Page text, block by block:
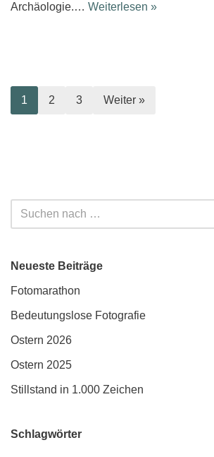
Archäologie.… Weiterlesen »
1 2 3 Weiter »
Neueste Beiträge
Fotomarathon
Bedeutungslose Fotografie
Ostern 2026
Ostern 2025
Stillstand in 1.000 Zeichen
Schlagwörter